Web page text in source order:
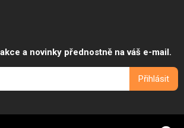
a novinky přednostně na váš e-mail.